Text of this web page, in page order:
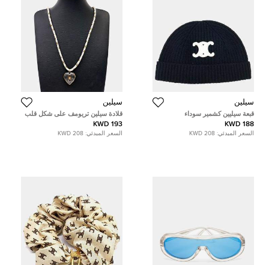
سيلين
قبعة سيليين كشمير سوداء
188 KWD
السعر المبدئي: 208 KWD
سيلين
قلادة سيلين تريومف على شكل قلب
193 KWD
السعر المبدئي: 208 KWD